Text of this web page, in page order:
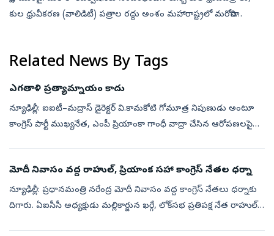
కుల ధ్రువీకరణ (వాలిడిటీ) పత్రాల రద్దు అంశం మహారాష్ట్రలో మరోసారి
Related News By Tags
ఎగతాళి ప్రత్యామ్నాయం కాదు
న్యూఢిల్లీ: ఐఐటీ–మద్రాస్‌ డైరెక్టర్‌ వి.కామకోటి గోమూత్ర నిపుణుడు అంటూ
కాంగ్రెస్‌ పార్టీ ముఖ్యనేత, ఎంపీ ప్రియాంకా గాంధీ వాద్రా చేసిన ఆరోపణలపై
మోదీ నివాసం వద్ద రాహుల్‌, ప్రియాంక సహా కాంగ్రెస్‌ నేతల ధర్నా
న్యూఢిల్లీ: ప్రధానమంత్రి నరేంద్ర మోదీ నివాసం వద్ద కాంగ్రెస్‌ నేతలు ధర్నాకు
దిగారు. ఏఐసీసీ అధ్యక్షుడు మల్లికార్జున ఖర్గే, లోక్‌సభ ప్రతిపక్ష నేత రాహుల్